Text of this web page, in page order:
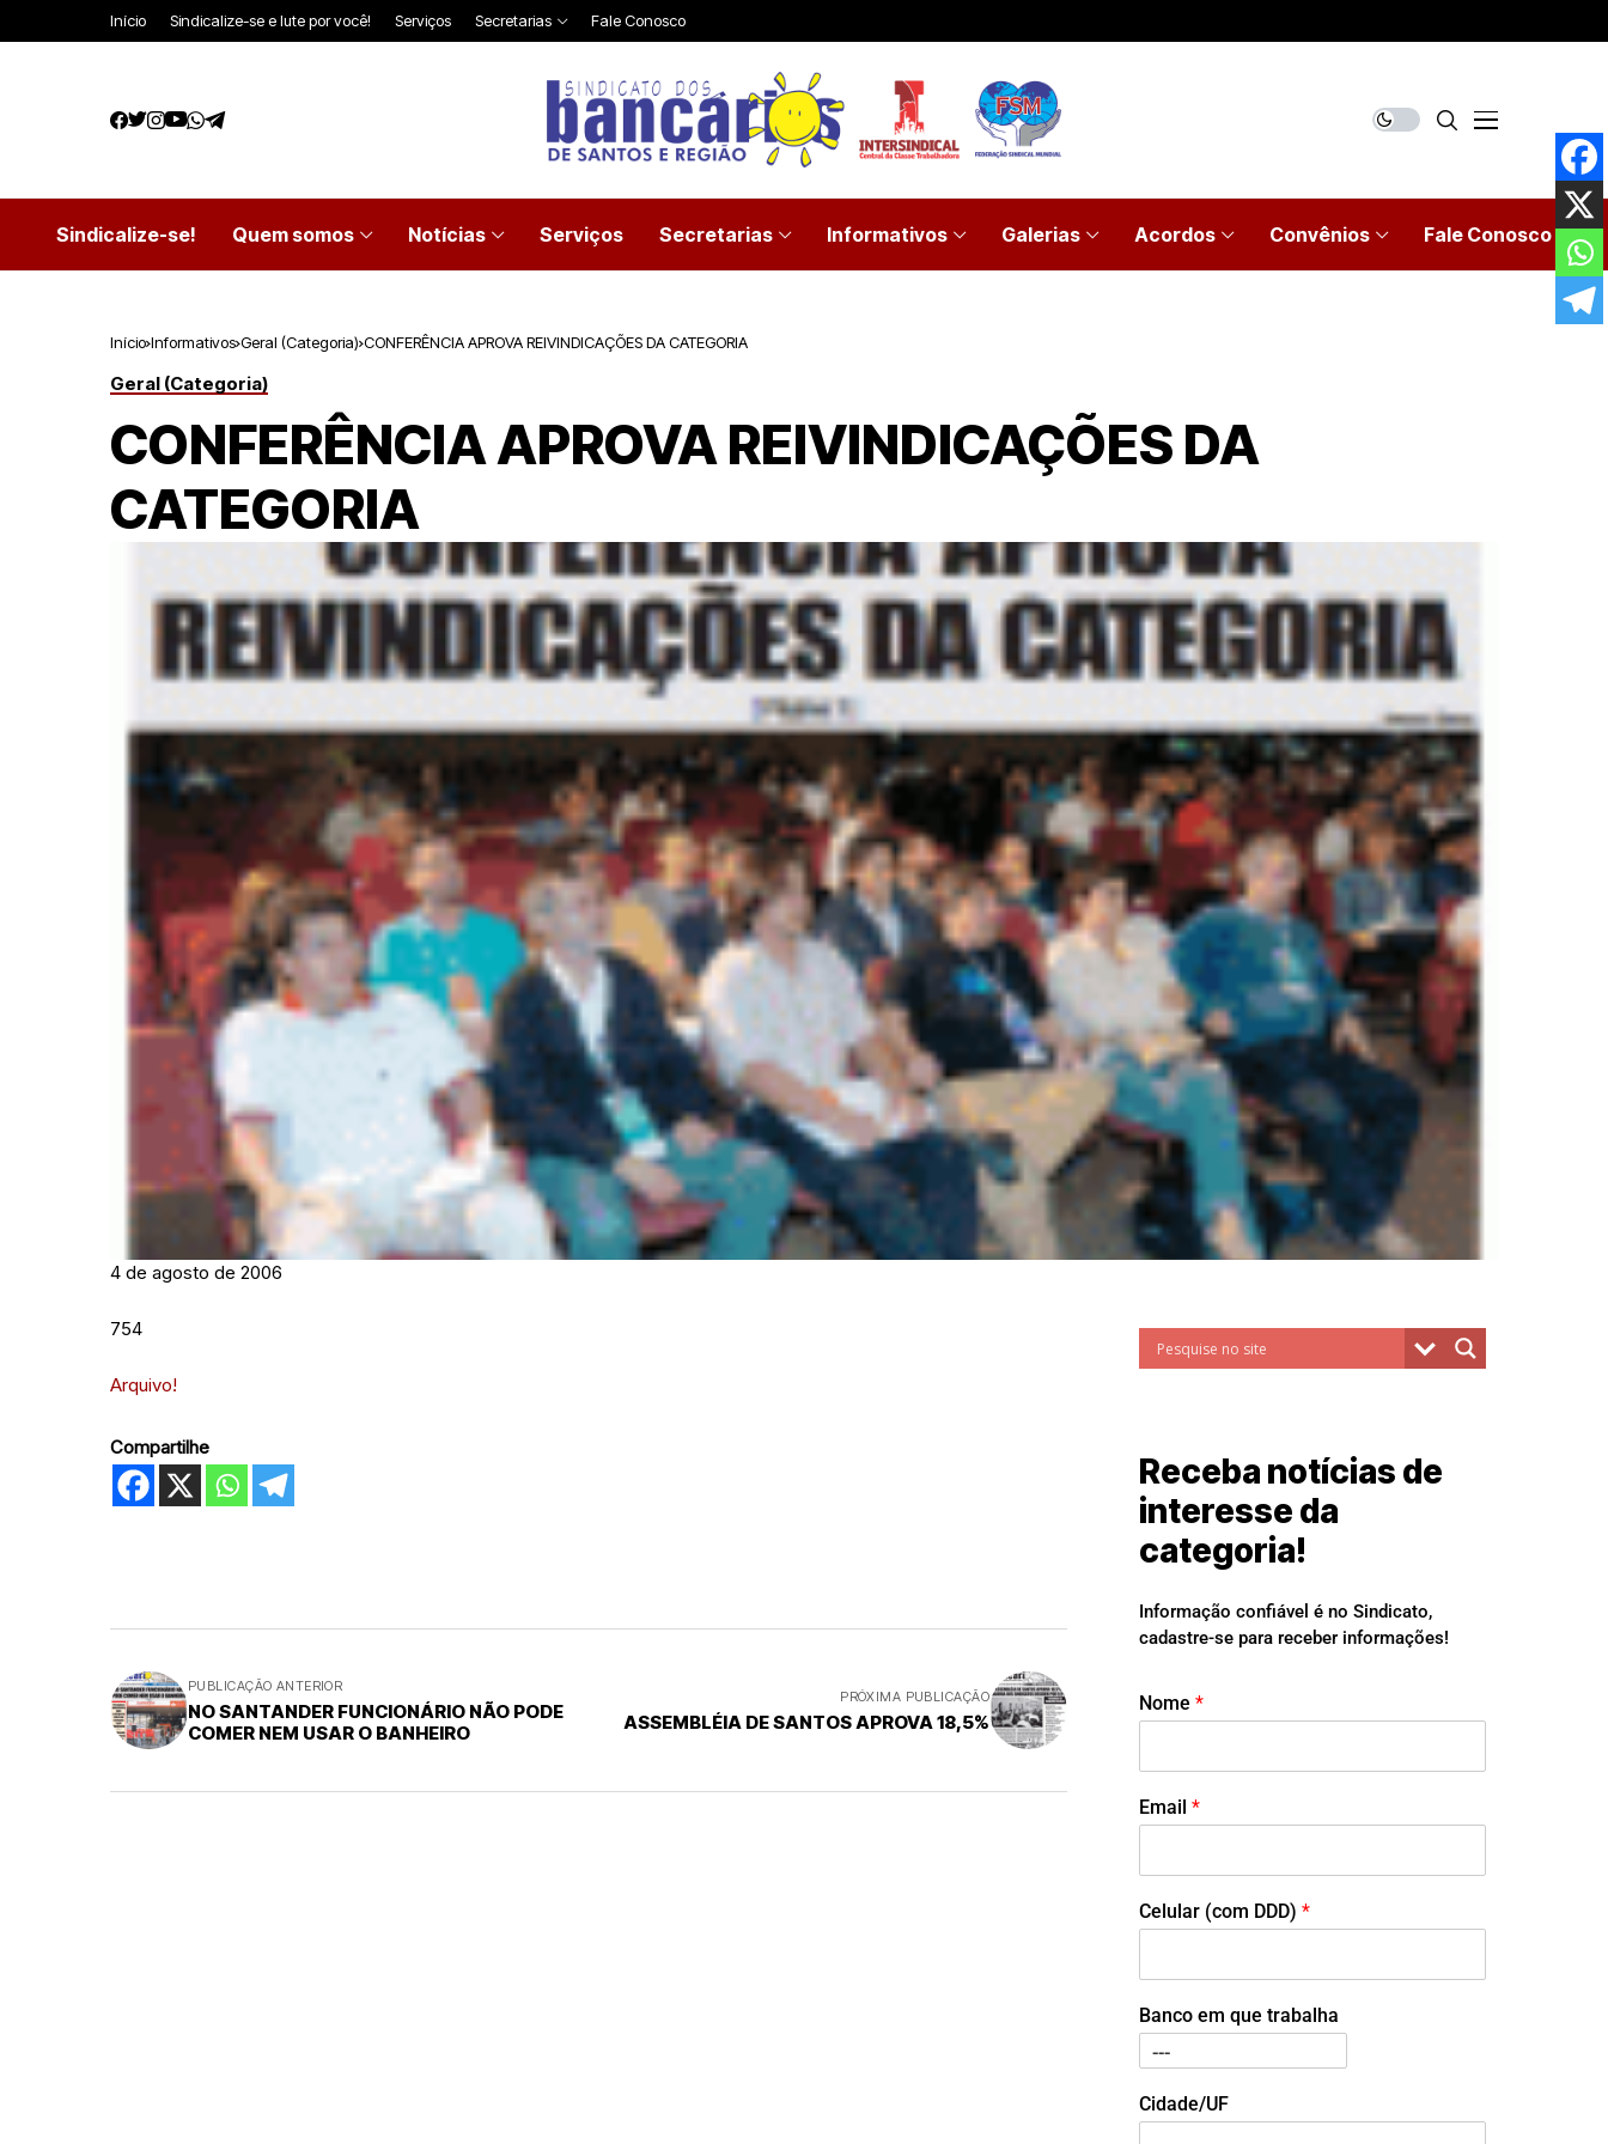
Início Sindicalize-se e lute por você! Serviços Secretarias Fale Conosco
Sindicalize-se! Quem somos Notícias Serviços Secretarias Informativos Galerias Acordos Convênios Fale Conosco
Início Informativos Geral (Categoria) CONFERÊNCIA APROVA REIVINDICAÇÕES DA CATEGORIA
Geral (Categoria)
CONFERÊNCIA APROVA REIVINDICAÇÕES DA
CATEGORIA
4 de agosto de 2006
754
Arquivo!
Compartilhe
PUBLICAÇÃO ANTERIOR
NO SANTANDER FUNCIONÁRIO NÃO PODE
COMER NEM USAR O BANHEIRO
PRÓXIMA PUBLICAÇÃO
ASSEMBLÉIA DE SANTOS APROVA 18,5%
Receba notícias de
interesse da
categoria!
Informação confiável é no Sindicato,
cadastre-se para receber informações!
Nome *
Email *
Celular (com DDD) *
Banco em que trabalha
Cidade/UF